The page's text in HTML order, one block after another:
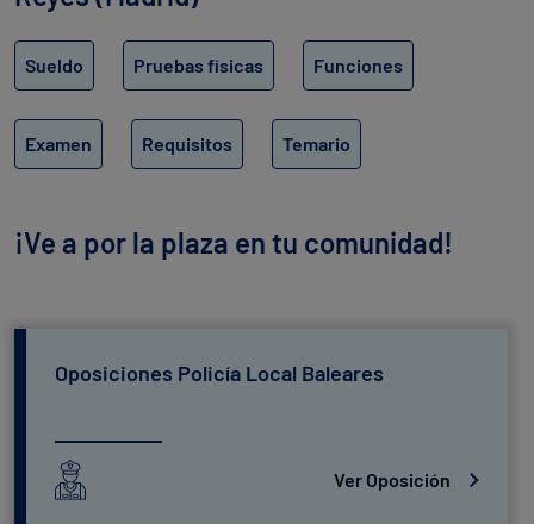
Sueldo Pruebas físicas Funciones
Examen Requisitos Temario
¡Ve a por la plaza en tu comunidad!
Oposiciones Policía Local Baleares
Ver Oposición